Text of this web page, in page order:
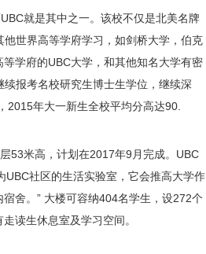
就是其中之一。该校不仅是北美名牌
世界高等学府学习，如剑桥大学，伯克
学府的UBC大学，和其他知名大学有密
报考名校研究生博士生学位，继续深
2015年大一新生全校平均分高达90.
53米高，计划在2017年9月完成。UBC
社区的生活实验室，它会推高大学作
舍。” 大楼可容纳404名学生，设272个
读生休息室及学习空间。